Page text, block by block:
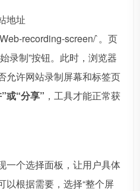
地址
recording-screen/`。页
录制”按钮。此时，浏览器
允许网站录制屏幕和标签页
或“分享” ，工具才能正常获
一个选择面板，让用户具体
以根据需要，选择“整个屏